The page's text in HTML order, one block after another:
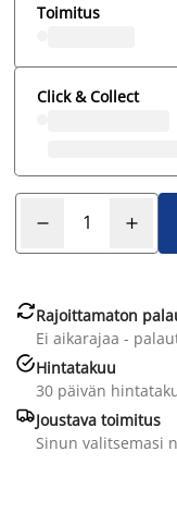
Toimitus
Click & Collect
Rajoittamaton
Ei aikarajaa -
Hintatakuu
30 päivän
Joustava toimitus
Sinun valitsemasi